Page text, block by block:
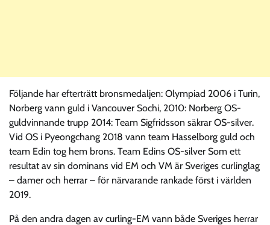
Följande har efterträtt bronsmedaljen: Olympiad 2006 i Turin,
Norberg vann guld i Vancouver Sochi, 2010: Norberg OS-
guldvinnande trupp 2014: Team Sigfridsson säkrar OS-silver.
Vid OS i Pyeongchang 2018 vann team Hasselborg guld och
team Edin tog hem brons. Team Edins OS-silver Som ett
resultat av sin dominans vid EM och VM är Sveriges curlinglag
– damer och herrar – för närvarande rankade först i världen
2019.
På den andra dagen av curling-EM vann både Sveriges herrar